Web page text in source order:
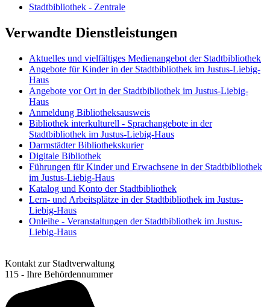
Stadtbibliothek - Zentrale
Verwandte Dienstleistungen
Aktuelles und vielfältiges Medienangebot der Stadtbibliothek
Angebote für Kinder in der Stadtbibliothek im Justus-Liebig-
Haus
Angebote vor Ort in der Stadtbibliothek im Justus-Liebig-
Haus
Anmeldung Bibliotheksausweis
Bibliothek interkulturell - Sprachangebote in der
Stadtbibliothek im Justus-Liebig-Haus
Darmstädter Bibliothekskurier
Digitale Bibliothek
Führungen für Kinder und Erwachsene in der Stadtbibliothek
im Justus-Liebig-Haus
Katalog und Konto der Stadtbibliothek
Lern- und Arbeitsplätze in der Stadtbibliothek im Justus-
Liebig-Haus
Onleihe - Veranstaltungen der Stadtbibliothek im Justus-
Liebig-Haus
Kontakt zur Stadtverwaltung
115 - Ihre Behördennummer